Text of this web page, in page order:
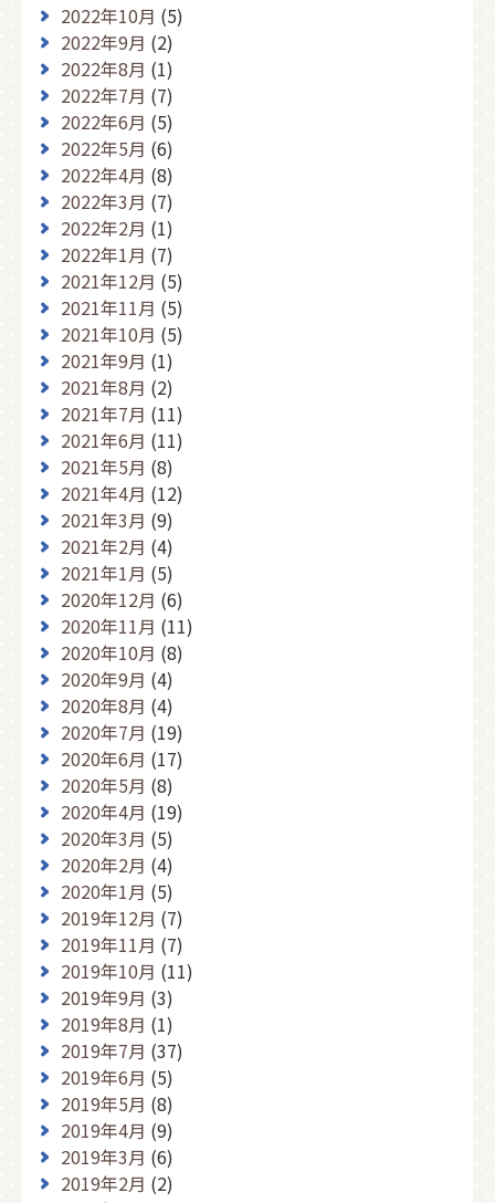
2022年10月 (5)
2022年9月 (2)
2022年8月 (1)
2022年7月 (7)
2022年6月 (5)
2022年5月 (6)
2022年4月 (8)
2022年3月 (7)
2022年2月 (1)
2022年1月 (7)
2021年12月 (5)
2021年11月 (5)
2021年10月 (5)
2021年9月 (1)
2021年8月 (2)
2021年7月 (11)
2021年6月 (11)
2021年5月 (8)
2021年4月 (12)
2021年3月 (9)
2021年2月 (4)
2021年1月 (5)
2020年12月 (6)
2020年11月 (11)
2020年10月 (8)
2020年9月 (4)
2020年8月 (4)
2020年7月 (19)
2020年6月 (17)
2020年5月 (8)
2020年4月 (19)
2020年3月 (5)
2020年2月 (4)
2020年1月 (5)
2019年12月 (7)
2019年11月 (7)
2019年10月 (11)
2019年9月 (3)
2019年8月 (1)
2019年7月 (37)
2019年6月 (5)
2019年5月 (8)
2019年4月 (9)
2019年3月 (6)
2019年2月 (2)